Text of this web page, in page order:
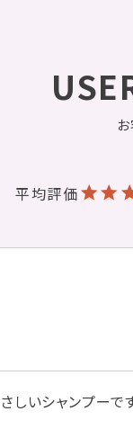
平均評価
いシャンプーで